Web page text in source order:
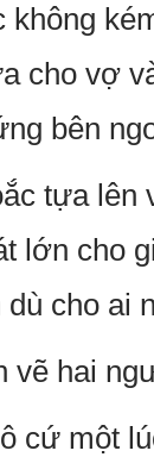
cho vợ
bên
tựa lên
lớn cho
cho ai
vẽ hai
cứ một